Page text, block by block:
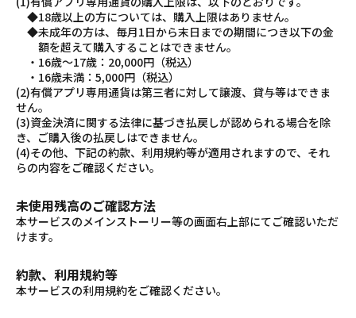
◆18歳以上の方については、購入上限はありません。
◆未成年の方は、毎月1日から末日までの期間につき以下の金
額を超えて購入することはできません。
・16歳～17歳：20,000円（税込）
・16歳未満：5,000円（税込）
(2)有償アプリ専用通貨は第三者に対して譲渡、貸与等はできま
せん。
(3)資金決済に関する法律に基づき払戻しが認められる場合を除
き、ご購入後の払戻しはできません。
(4)その他、下記の約款、利用規約等が適用されますので、それ
らの内容をご確認ください。
未使用残高のご確認方法
本サービスのメインストーリー等の画面右上部にてご確認いただ
けます。
約款、利用規約等
本サービスの利用規約をご確認ください。